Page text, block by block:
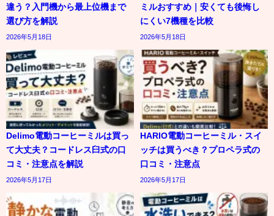
違う？入門機から最上位機まで
選び方を解説
2026年5月18日
ミルおすすめ｜安くても後悔し
にくい7機種を比較
2026年5月18日
Delimo電動コーヒーミルは買っ
て大丈夫？コードレス臼式の口
コミ・注意点を解説
2026年5月17日
HARIO電動コーヒーミル・スイ
ッチは買うべき？プロペラ式の
口コミ・注意点
2026年5月17日